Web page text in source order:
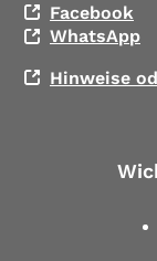
Facebook
WhatsApp
Hinweise